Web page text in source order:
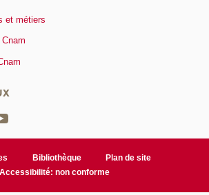
et métiers
Bibliothèque
Plan de site
Accessibilité: non conforme